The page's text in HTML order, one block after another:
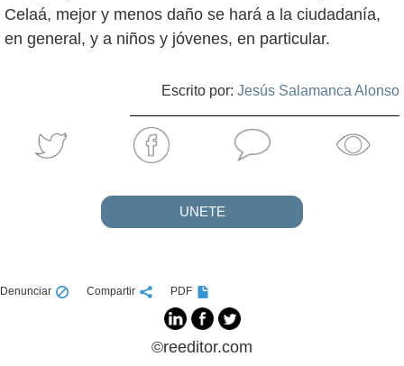
Celaá, mejor y menos daño se hará a la ciudadanía,
en general, y a niños y jóvenes, en particular.
Escrito por: Jesús Salamanca Alonso
UNETE
Denunciar Compartir PDF
©reeditor.com